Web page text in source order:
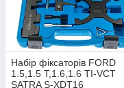
Набір фіксаторів FORD
1.5,1.5 T,1.6,1.6 TI-VCT
SATRA S-XDT16